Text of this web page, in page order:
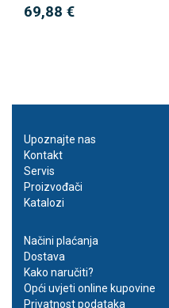
69,88 €
Upoznajte nas
Kontakt
Servis
Proizvođači
Katalozi
Načini plaćanja
Dostava
Kako naručiti?
Opći uvjeti online kupovine
Privatnost podataka